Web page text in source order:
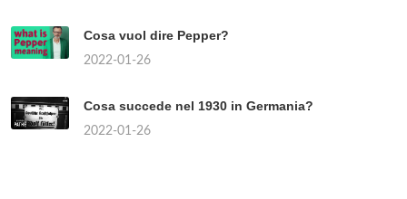
Cosa vuol dire Pepper?
2022-01-26
Cosa succede nel 1930 in Germania?
2022-01-26